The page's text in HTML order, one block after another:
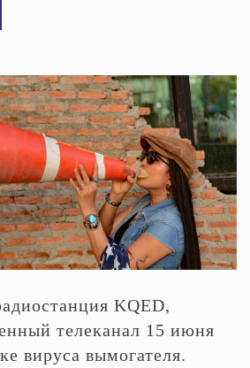
KQED,
телеканал 15 июня
вируса вымогателя.